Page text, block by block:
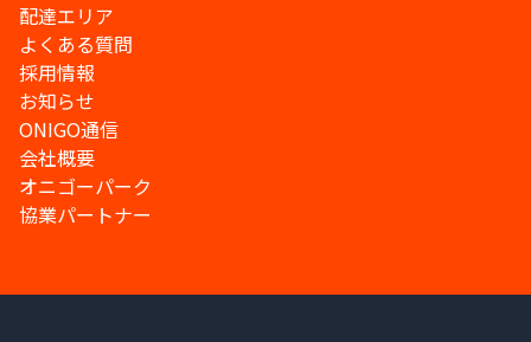
配達エリア
よくある質問
採用情報
お知らせ
ONIGO通信
会社概要
オニゴーパーク
協業パートナー